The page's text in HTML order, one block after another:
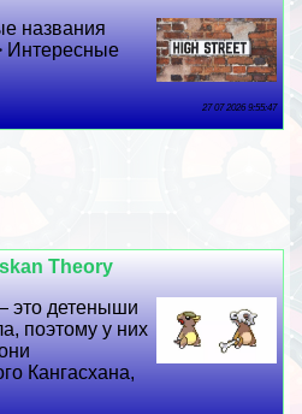
названия
Интересные
27 07 2026 9:55:47
Theory
это детеныши
поэтому у них
Кангасхана,